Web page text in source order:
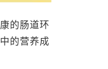
的肠道环
的营养成